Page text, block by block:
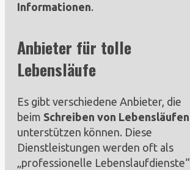
Informationen.
Anbieter für tolle
Lebensläufe
Es gibt verschiedene Anbieter, die
beim Schreiben von Lebensläufen
unterstützen können. Diese
Dienstleistungen werden oft als
„professionelle Lebenslaufdienste“